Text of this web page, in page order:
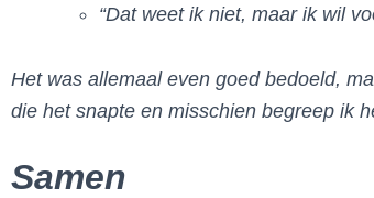
“Dat weet ik niet, maar ik wil
Het was allemaal even goed bedoeld,
die het snapte en misschien begreep ik
Samen